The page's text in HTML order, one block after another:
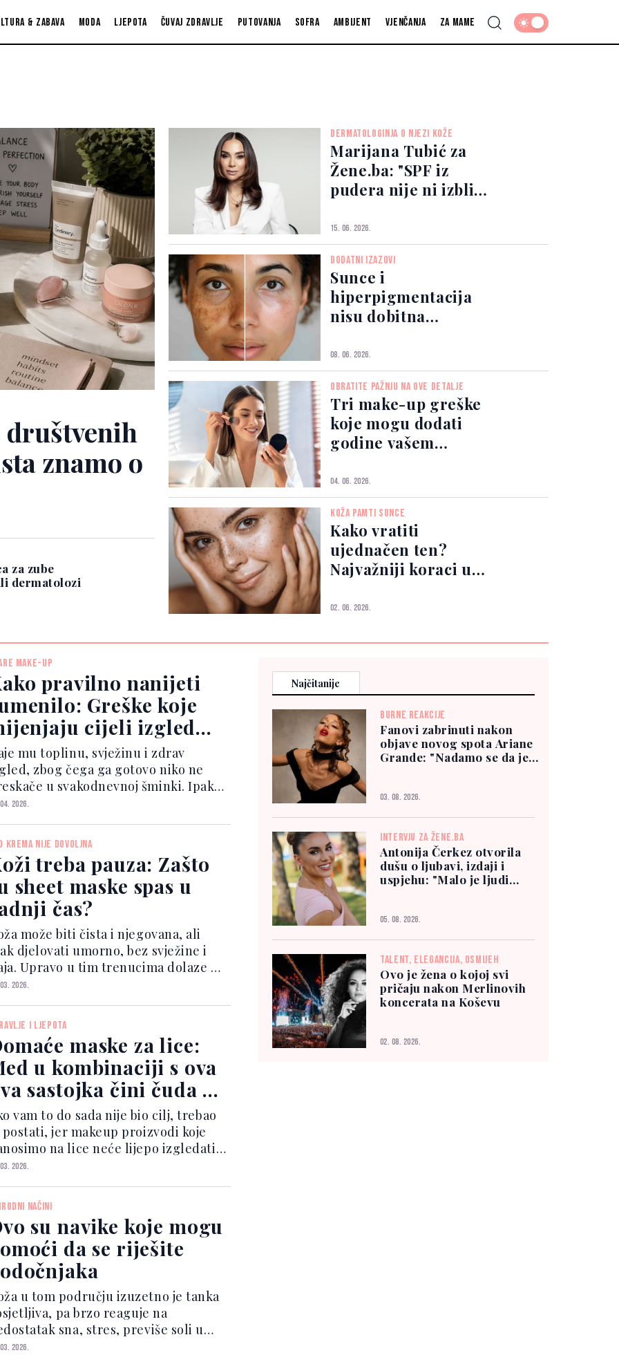
& zabava Moda Ljepota Čuvaj zdravlje Putovanja Sofra Ambijent Vjenčanja Za mame
znamo o
za zube
dermatolozi
DERMATOLOGINJA O NJEZI KOŽE
Marijana Tubić za
Žene.ba: "SPF iz
pudera nije ni izbliza
15. 06. 2026.
DODATNI IZAZOVI
Sunce i
hiperpigmentacija
nisu dobitna
zaštititi kožu od
tamnih mrlja?
08. 06. 2026.
OBRATITE PAŽNJU NA OVE DETALJE
Tri make-up greške
koje mogu dodati
godine vašem
04. 06. 2026.
KOŽA PAMTI SUNCE
Kako vratiti
ujednačen ten?
Najvažniji koraci u
mrlja
02. 06. 2026.
MAKE-UP
pravilno nanijeti
Greške koje
cijeli izgled
mu toplinu, svježinu i zdrav
zbog čega ga gotovo niko ne
u svakodnevnoj šminki. Ipak,
djeluje jednostavno, upravo kod
pokvariti cijeli dojam. Ključ je u
da se pro...
2026.
KREMA NIJE DOVOLJNA
treba pauza: Zašto
sheet maske spas u
čas?
može biti čista i njegovana, ali
djelovati umorno, bez svježine i
Upravo u tim trenucima dolaze do
sheet maske – mali ritual koji
svakodnevnu njegu, već dodatni
koji...
2026.
I LJEPOTA
maske za lice:
u kombinaciji s ova
sastojka čini čuda za
vam to do sada nije bio cilj, trebao
jer makeup proizvodi koje
na lice neće lijepo izgledati
koži ako nije zdrava i njegovana.
i pravilno čistiti i hidratizovati
2026.
NAČINI
su navike koje mogu
da se riješite
u tom području izuzetno je tanka
pa brzo reaguje na
sna, stres, previše soli u
ili zadržavanje tečnosti u
2026.
Najčitanije
BURNE REAKCIJE
Fanovi zabrinuti nakon
objave novog spota Ariane
Grande: "Nadamo se da je
03. 08. 2026.
INTERVJU ZA ŽENE.BA
Antonija Čerkez otvorila
dušu o ljubavi, izdaji i
uspjehu: "Malo je ljudi
05. 08. 2026.
TALENT, ELEGANCIJA, OSMIJEH
Ovo je žena o kojoj svi
pričaju nakon Merlinovih
koncerata na Koševu
02. 08. 2026.